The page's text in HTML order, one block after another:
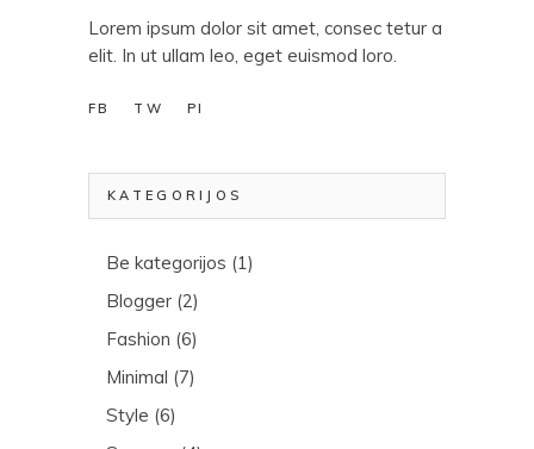
Lorem ipsum dolor sit amet, consec tetur a
elit. In ut ullam leo, eget euismod loro.
FB TW PI
KATEGORIJOS
Be kategorijos (1)
Blogger (2)
Fashion (6)
Minimal (7)
Style (6)